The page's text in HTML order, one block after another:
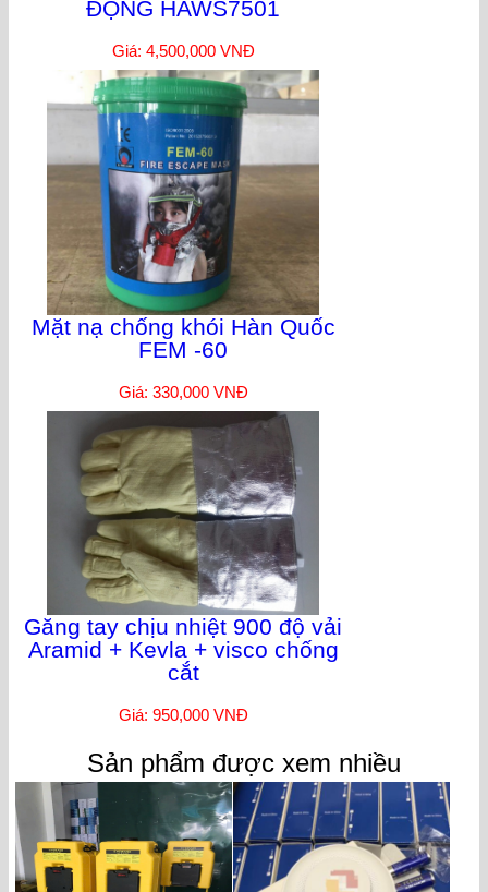
ĐỘNG HAWS7501
Giá: 4,500,000 VNĐ
Mặt nạ chống khói Hàn Quốc
FEM -60
Giá: 330,000 VNĐ
Găng tay chịu nhiệt 900 độ vải
Aramid + Kevla + visco chống
cắt
Giá: 950,000 VNĐ
Sản phẩm được xem nhiều